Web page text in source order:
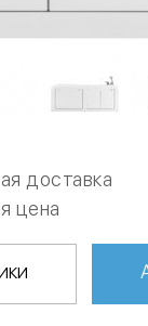
доставка
цена